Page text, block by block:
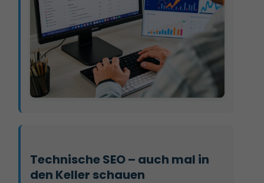
Technische SEO – auch mal in
den Keller schauen